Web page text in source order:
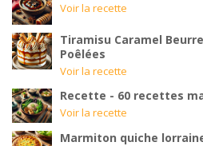
Voir la recette
Tiramisu Caramel
Poêlées
Voir la recette
Recette - 60 recettes
Voir la recette
Marmiton quiche